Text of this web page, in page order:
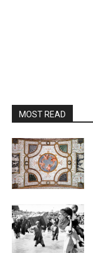
MOST READ